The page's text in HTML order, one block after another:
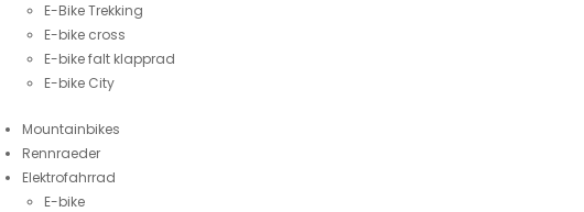
E-Bike Trekking
E-bike cross
E-bike falt klapprad
E-bike City
Mountainbikes
Rennraeder
Elektrofahrrad
E-bike